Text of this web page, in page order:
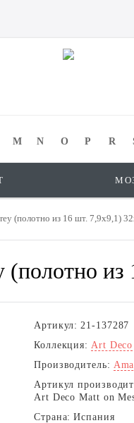
M N O P R
(полотно из 16 шт. 7,9x9,1)
Артикул: 21-137287
Коллекция: Art Deco
Производитель:
Артикул
Art Deco Matt on
Страна: Испания